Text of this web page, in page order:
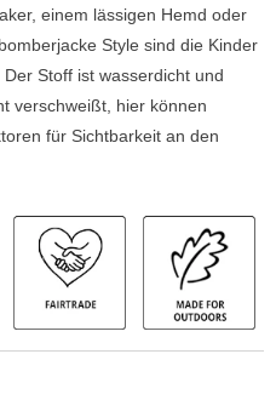
einem lässigen Hemd oder
Style sind die Kinder
Stoff ist wasserdicht und
verschweißt, hier können
für Sichtbarkeit an den